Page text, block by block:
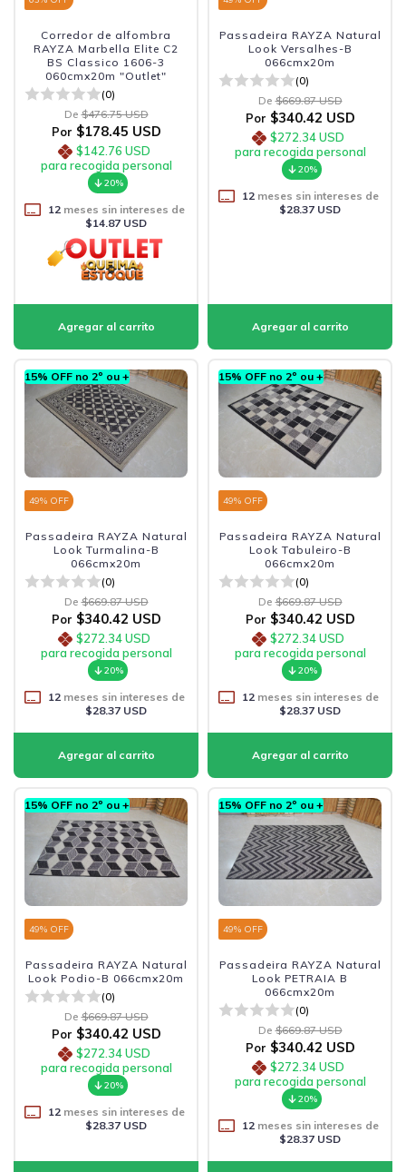
Corredor de alfombra
RAYZA Marbella Elite C2
BS Classico 1606-3
060cmx20m "Outlet"
(0)
De $476.75 USD
Por $178.45 USD
$142.76 USD
para recogida personal
20%
12meses sin intereses de
$14.87 USD
Passadeira RAYZA Natural
Look Versalhes-B
066cmx20m
(0)
De $669.87 USD
Por $340.42 USD
$272.34 USD
para recogida personal
20%
12meses sin intereses de
$28.37 USD
15% OFF no 2º ou +
49% OFF
Passadeira RAYZA Natural
Look Turmalina-B
066cmx20m
(0)
De $669.87 USD
Por $340.42 USD
$272.34 USD
para recogida personal
20%
12meses sin intereses de
$28.37 USD
15% OFF no 2º ou +
49% OFF
Passadeira RAYZA Natural
Look Tabuleiro-B
066cmx20m
(0)
De $669.87 USD
Por $340.42 USD
$272.34 USD
para recogida personal
20%
12meses sin intereses de
$28.37 USD
15% OFF no 2º ou +
49% OFF
Passadeira RAYZA Natural
Look Podio-B 066cmx20m
(0)
De $669.87 USD
Por $340.42 USD
$272.34 USD
para recogida personal
20%
12meses sin intereses de
$28.37 USD
15% OFF no 2º ou +
49% OFF
Passadeira RAYZA Natural
Look PETRAIA B
066cmx20m
(0)
De $669.87 USD
Por $340.42 USD
$272.34 USD
para recogida personal
20%
12meses sin intereses de
$28.37 USD